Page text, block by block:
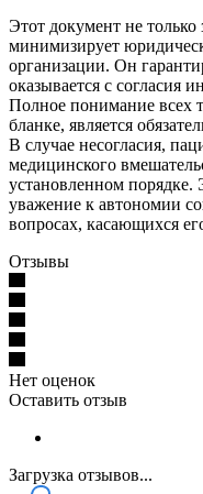
Этот документ не
минимизирует
организации. Он
оказывается с согласия
Полное понимание всех
бланке, является
В случае несогласия,
медицинского
установленном порядке.
уважение к автономии
вопросах, касающихся
Отзывы
Нет оценок
Оставить отзыв
Загрузка отзывов...